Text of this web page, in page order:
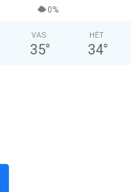
0%
VAS
35°
HÉT
34°